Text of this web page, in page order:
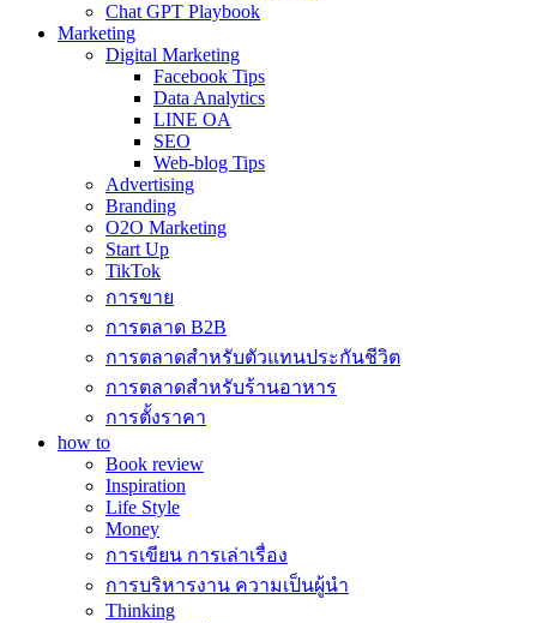
Chat GPT Playbook
Marketing
Digital Marketing
Facebook Tips
Data Analytics
LINE OA
SEO
Web-blog Tips
Advertising
Branding
O2O Marketing
Start Up
TikTok
การขาย
การตลาด B2B
การตลาดสำหรับตัวแทนประกันชีวิต
การตลาดสำหรับร้านอาหาร
การตั้งราคา
how to
Book review
Inspiration
Life Style
Money
การเขียน การเล่าเรื่อง
การบริหารงาน ความเป็นผู้นำ
Thinking